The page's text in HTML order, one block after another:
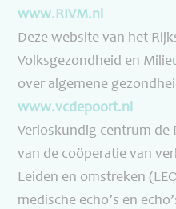
www.RIVM.nl
Deze website van het
Volksgezondheid en
over algemene
www.vcdepoort.nl
Verloskundig centrum de
van de coöperatie van
Leiden en omstreken
medische echo’s en